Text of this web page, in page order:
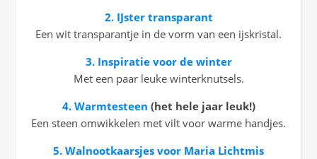
2. IJster transparant
Een wit transparantje in de vorm van een ijskristal.
3. Inspiratie voor de winter
Met een paar leuke winterknutsels.
4. Warmtesteen (het hele jaar leuk!)
Een steen omwikkelen met vilt voor warme handjes.
5. Walnootkaarsjes voor Maria Lichtmis